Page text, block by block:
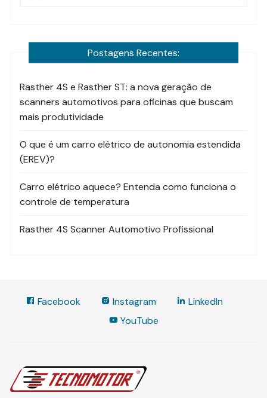
Postagens Recentes:
Rasther 4S e Rasther ST: a nova geração de
scanners automotivos para oficinas que buscam
mais produtividade
O que é um carro elétrico de autonomia estendida
(EREV)?
Carro elétrico aquece? Entenda como funciona o
controle de temperatura
Rasther 4S Scanner Automotivo Profissional
Facebook Instagram
LinkedIn
YouTube